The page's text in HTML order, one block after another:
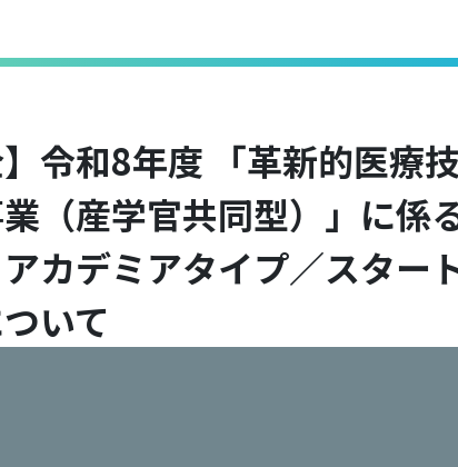
令和8年度 「革新的医療
（産学官共同型）」に係
カデミアタイプ／スター
いて